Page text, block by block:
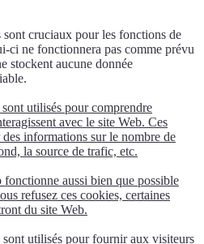
sont cruciaux pour les fonctions de
ci ne fonctionnera pas comme prévu
stockent aucune donnée
utilisés pour comprendre
avec le site Web. Ces
informations sur le nombre de
la source de trafic, etc.
aussi bien que possible
refusez ces cookies, certaines
du site Web.
utilisés pour fournir aux visiteurs